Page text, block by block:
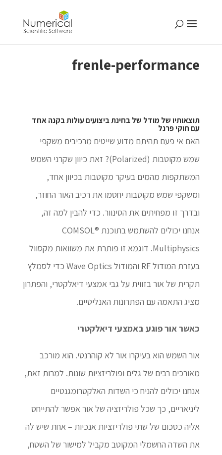
frenle-performance
תוצאותיו של מודל של בחינת ביצועים עולות בקנה אחד
עם חוקי פרנל
האם אי פעם תהיתם מדוע שייטים מרכיבים משקפי
שמש מקוטבות (Polarized)? זאת כיוון שקרני השמש
המשתקפות מהמים בעיקר מקוטבות בכיוון אחד,
ומשקפי שמש מקוטבות יחסמו את רכיב האור החוזר,
ובדרך זו מפחיתים את הסינוור. כדי להבין למה זה,
אנחנו יכולים להשתמש בתוכנת ®COMSOL
Multiphysics. דוגמא זו פותרת את משוואות מקסוול
בעזרת המודול RF והמודול Wave Optics כדי לסמלץ
תקרית של אור בזווית על גבי אמצעי דיאלקטרי, והפתרון
מציג התאמה עם הפתרונות האנליטיים.
כאשר אור פוגע באמצעי דיאלקטרי
אור השמש הוא בעיקרו אור לא קוהרנטי. הוא מורכב
מאורכים רבים של גלים ופולריזציות שונות. למרות זאת,
אנחנו יכולים להניח כי השדות האלקטרומגנטיים
ליניאריים, כך שכל פולריזציה של אור אפשר להתייחס
אליה כסכום של שתי פולריזציות אנכיות – אחת שיש לה
את השדה החשמלי המקוטב מקביל למישור של השטח,